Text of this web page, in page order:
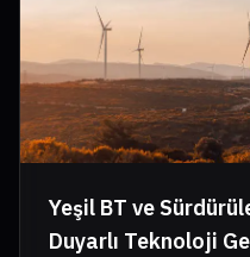
Yeşil BT ve
Duyarlı Teknoloji